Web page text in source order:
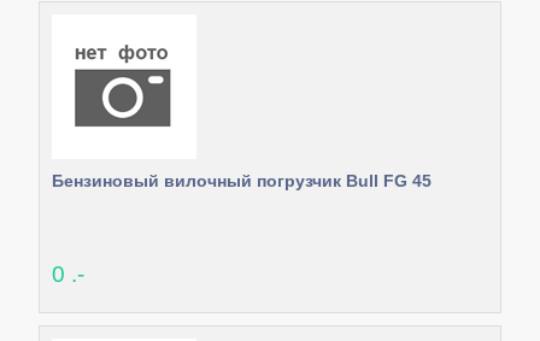
Бензиновый вилочный погрузчик Bull FG 45
0 .-